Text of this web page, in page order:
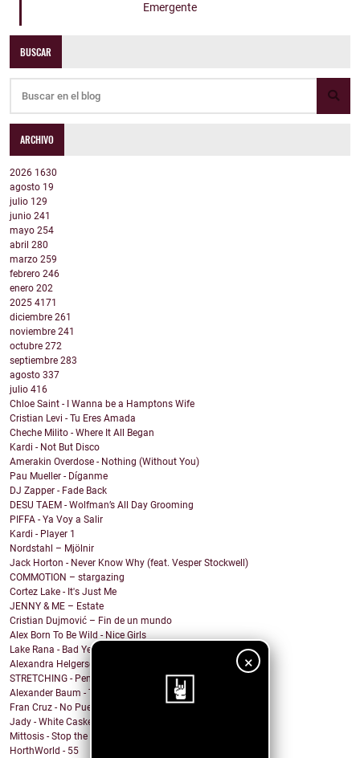
×
Emergente
BUSCAR
ARCHIVO
2026 1630
agosto 19
julio 129
junio 241
mayo 254
abril 280
marzo 259
febrero 246
enero 202
2025 4171
diciembre 261
noviembre 241
octubre 272
septiembre 283
agosto 337
julio 416
Chloe Saint - I Wanna be a Hamptons Wife
Cristian Levi - Tu Eres Amada
Cheche Milito - Where It All Began
Kardi - Not But Disco
Amerakin Overdose - Nothing (Without You)
Pau Mueller - Díganme
DJ Zapper - Fade Back
DESU TAEM - Wolfman’s All Day Grooming
PIFFA - Ya Voy a Salir
Kardi - Player 1
Nordstahl – Mjölnir
Jack Horton - Never Know Why (feat. Vesper Stockwell)
COMMOTION – stargazing
Cortez Lake - It's Just Me
JENNY & ME – Estate
Cristian Dujmović – Fin de un mundo
Alex Born To Be Wild - Nice Girls
Lake Rana - Bad Year
Alexandra Helgerson - We're Never Going Out
STRETCHING - Pencil Me In
Alexander Baum - Träume
Fran Cruz - No Puedo
Jady - White Casket
Mittosis - Stop the questions
HorthWorld - 55